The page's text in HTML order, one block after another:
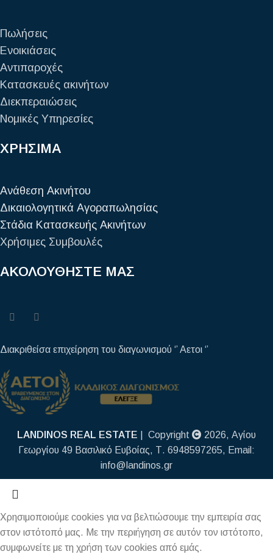
Πωλήσεις
Ενοικιάσεις
Αντιπαροχές
Κατασκευές ακινήτων
Διεκπεραιώσεις
Νομικές Υπηρεσίες
ΧΡΗΣΙΜΑ
Ανάθεση Ακινήτου
Δικαιολογητικά Αγοραπωλησίας
Στάδια Κατασκευής Ακινήτων
Χρήσιμες Συμβουλές
ΑΚΟΛΟΥΘΗΣΤΕ ΜΑΣ
Διακριθείσα επιχείρηση του διαγωνισμού ‘’ Αετοι ‘’
LANDINOS REAL ESTATE | Copyright
2026, Αγίου
Γεωργίου 49 Βασιλικό Ευβοίας, Τ. 6948597265, Email:
info@landinos.gr
Χρησιμοποιούμε cookies για να βελτιώσουμε την εμπειρία σας
στον ιστότοπό μας. Με την περιήγηση σε αυτόν τον ιστότοπο,
συμφωνείτε με τη χρήση των cookies από εμάς.